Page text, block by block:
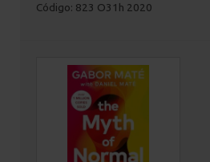
Código: 823 O31h 2020